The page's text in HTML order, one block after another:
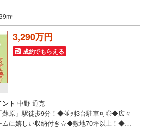
2
3,290万円
成約でもらえる
ント 中野 通克
原」駅徒歩9分！◆並列3台駐車可◎◆広々
ムに嬉しい収納付き☆◆敷地70坪以上！◆安